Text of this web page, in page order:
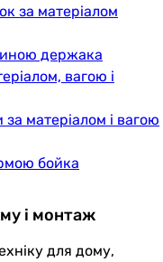
за матеріалом
держака
вагою і
матеріалом і вагою
бойка
і монтаж
для дому,